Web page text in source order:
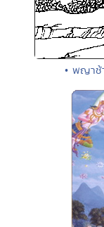
• พญาช้